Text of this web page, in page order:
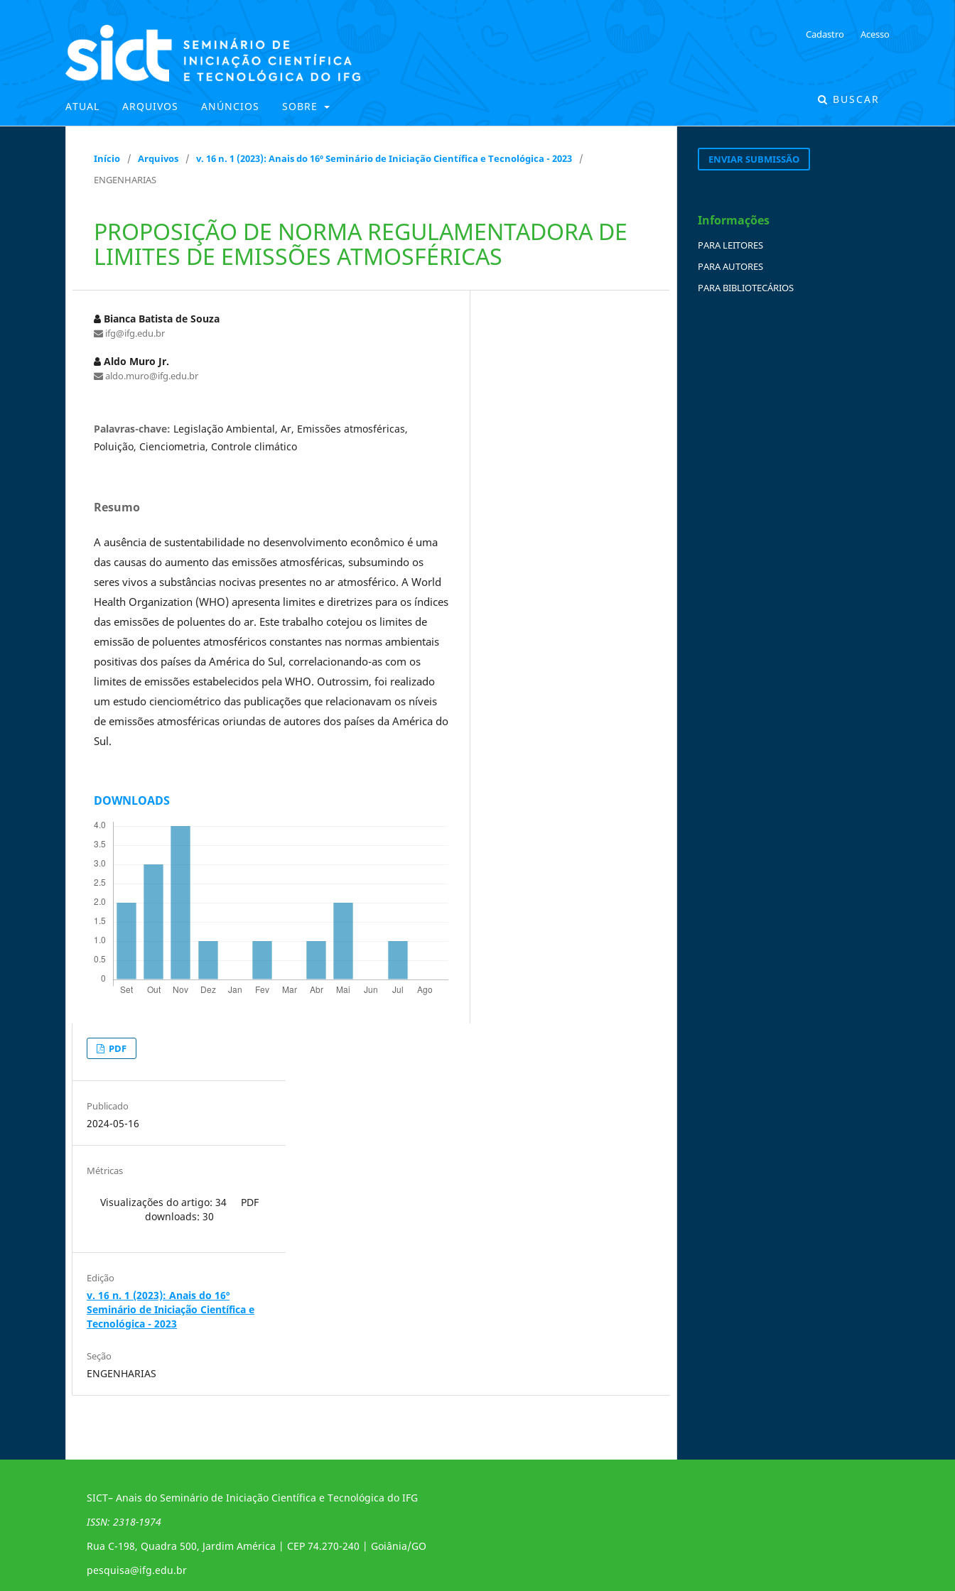
ATUAL ARQUIVOS ANÚNCIOS SOBRE
BUSCAR
Cadastro Acesso
Início / Arquivos / v. 16 n. 1 (2023): Anais do 16º Seminário de Iniciação Científica e Tecnológica - 2023
/
ENGENHARIAS
PROPOSIÇÃO DE NORMA REGULAMENTADORA DE
LIMITES DE EMISSÕES ATMOSFÉRICAS
Bianca Batista de Souza
ifg@ifg.edu.br
Aldo Muro Jr.
aldo.muro@ifg.edu.br
Palavras-chave: Legislação Ambiental, Ar, Emissões atmosféricas,
Poluição, Cienciometria, Controle climático
Resumo
A ausência de sustentabilidade no desenvolvimento econômico é uma
das causas do aumento das emissões atmosféricas, subsumindo os
seres vivos a substâncias nocivas presentes no ar atmosférico. A World
Health Organization (WHO) apresenta limites e diretrizes para os índices
das emissões de poluentes do ar. Este trabalho cotejou os limites de
emissão de poluentes atmosféricos constantes nas normas ambientais
positivas dos países da América do Sul, correlacionando-as com os
limites de emissões estabelecidos pela WHO. Outrossim, foi realizado
um estudo cienciométrico das publicações que relacionavam os níveis
de emissões atmosféricas oriundas de autores dos países da América do
Sul.
DOWNLOADS
PDF
Publicado
2024-05-16
Métricas
Visualizações do artigo: 34
PDF
downloads: 30
Edição
v. 16 n. 1 (2023): Anais do 16º
Seminário de Iniciação Científica e
Tecnológica - 2023
Seção
ENGENHARIAS
ENVIAR SUBMISSÃO
Informações
PARA LEITORES
PARA AUTORES
PARA BIBLIOTECÁRIOS
SICT– Anais do Seminário de Iniciação Científica e Tecnológica do IFG
ISSN: 2318-1974
Rua C-198, Quadra 500, Jardim América | CEP 74.270-240 | Goiânia/GO
pesquisa@ifg.edu.br